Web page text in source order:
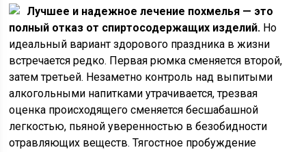
Лучшее и надежное лечение похмелья — это
полный отказ от спиртосодержащих изделий. Но
идеальный вариант здорового праздника в жизни
встречается редко. Первая рюмка сменяется второй,
затем третьей. Незаметно контроль над выпитыми
алкогольными напитками утрачивается, трезвая
оценка происходящего сменяется бесшабашной
легкостью, пьяной уверенностью в безобидности
отравляющих веществ. Тягостное пробуждение